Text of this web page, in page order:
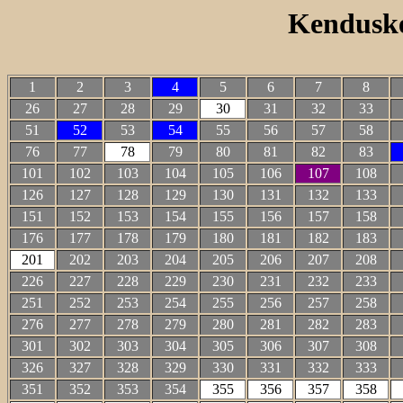
1 2 3 4 5 6 7
8
26
27 28 29 30 31 32
33
51
52 53 54 55 56 57
58
76
77 78 79 80 81 82
83
101
102 103 104 105 106 107 108
126
127 128 129 130 131 132 133
151
152 153 154 155 156 157 158
176
177 178 179 180 181 182 183
201
202 203 204 205 206 207 208
226
227 228 229 230 231 232 233
251
252 253 254 255 256 257 258
276
277 278 279 280 281 282 283
301
302 303 304 305 306 307 308
326
327 328 329 330 331 332 333
351
352 353 354 355 356 357 358